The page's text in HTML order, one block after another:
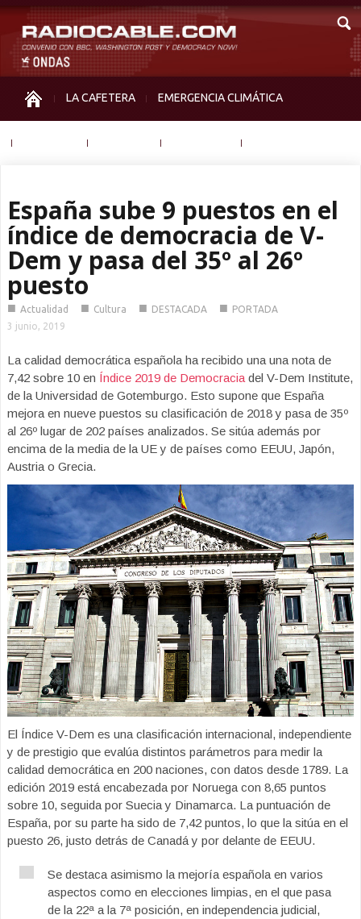
LA CAFETERA EMERGENCIA CLIMÁTICA
España sube 9 puestos en el
índice de democracia de V-
Dem y pasa del 35º al 26º
puesto
■ Actualidad ■ Cultura ■ DESTACADA ■ PORTADA
3 junio, 2019
La calidad democrática española ha recibido una una nota de
7,42 sobre 10 en Índice 2019 de Democracia del V-Dem Institute,
de la Universidad de Gotemburgo. Esto supone que España
mejora en nueve puestos su clasificación de 2018 y pasa de 35º
al 26º lugar de 202 países analizados. Se sitúa además por
encima de la media de la UE y de países como EEUU, Japón,
Austria o Grecia.
El Índice V-Dem es una clasificación internacional, independiente
y de prestigio que evalúa distintos parámetros para medir la
calidad democrática en 200 naciones, con datos desde 1789. La
edición 2019 está encabezada por Noruega con 8,65 puntos
sobre 10, seguida por Suecia y Dinamarca. La puntuación de
España, por su parte ha sido de 7,42 puntos, lo que la sitúa en el
puesto 26, justo detrás de Canadá y por delante de EEUU.
Se destaca asimismo la mejoría española en varios
aspectos como en elecciones limpias, en el que pasa
de la 22ª a la 7ª posición, en independencia judicial,